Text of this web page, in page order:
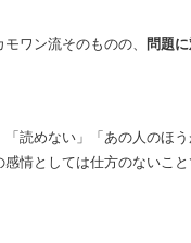
ワン流そのものの、 問題
「読めない」「あの人のほ
感情としては仕方のないこ